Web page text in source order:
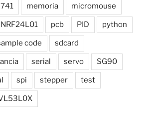
memoria micromouse
NRF24L01 pcb PID python
code sdcard
serial servo SG90
spi stepper test